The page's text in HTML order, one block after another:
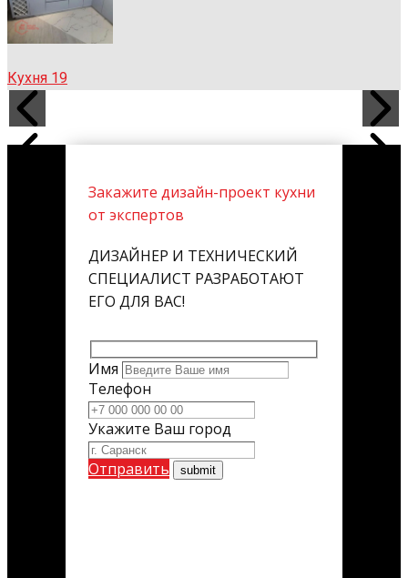
Кухня 19
Закажите дизайн-проект кухни
от экспертов
ДИЗАЙНЕР И ТЕХНИЧЕСКИЙ
СПЕЦИАЛИСТ РАЗРАБОТАЮТ
ЕГО ДЛЯ ВАС!
Имя
Телефон
Укажите Ваш город
Отправить